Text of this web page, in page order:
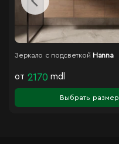
Зеркало с подсветкой Hanna
от 2170 mdl
Выбрать размер